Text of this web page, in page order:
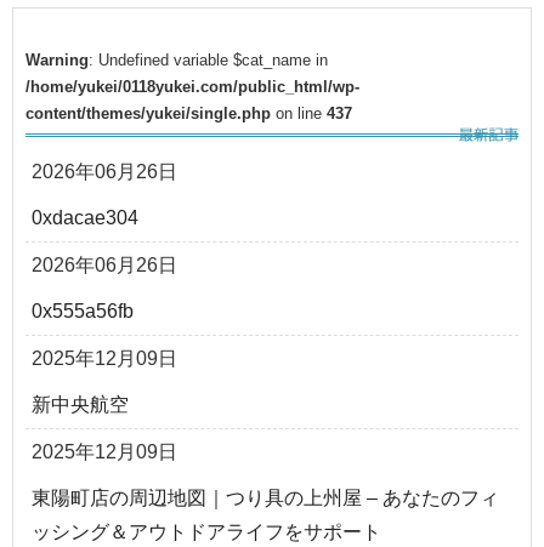
Warning: Undefined variable $cat_name in
/home/yukei/0118yukei.com/public_html/wp-
content/themes/yukei/single.php on line 437
2026年06月26日
0xdacae304
2026年06月26日
0x555a56fb
2025年12月09日
新中央航空
2025年12月09日
東陽町店の周辺地図｜つり具の上州屋 – あなたのフィ
ッシング＆アウトドアライフをサポート